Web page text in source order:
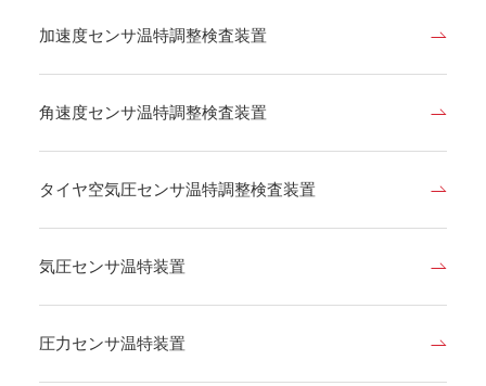
加速度センサ温特調整検査装置
角速度センサ温特調整検査装置
タイヤ空気圧センサ温特調整検査装置
気圧センサ温特装置
圧力センサ温特装置